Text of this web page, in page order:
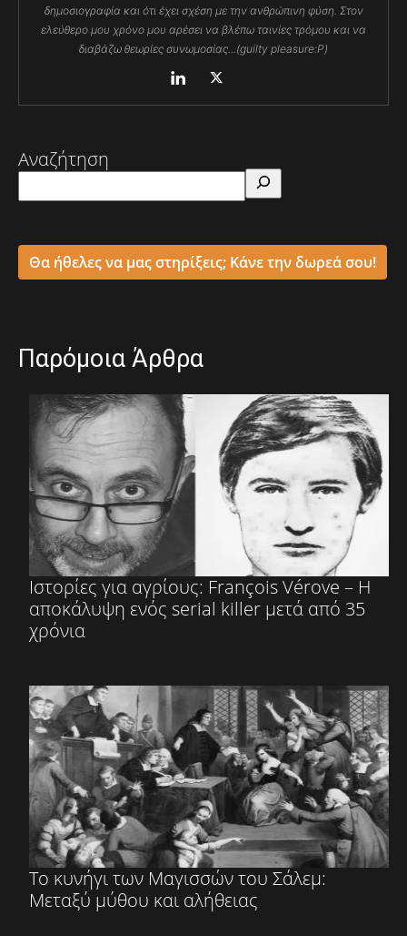
δημοσιογραφία και ότι έχει σχέση με την ανθρώπινη φύση. Στον
ελεύθερο μου χρόνο μου αρέσει να βλέπω ταινίες τρόμου και να
διαβάζω θεωρίες συνωμοσίας...(guilty pleasure:P)
Αναζήτηση
Θα ήθελες να μας στηρίξεις; Κάνε την δωρεά σου!
Παρόμοια Άρθρα
Ιστορίες για αγρίους: François Vérove – Η
αποκάλυψη ενός serial killer μετά από 35
χρόνια
Το κυνήγι των Μαγισσών του Σάλεμ:
Μεταξύ μύθου και αλήθειας